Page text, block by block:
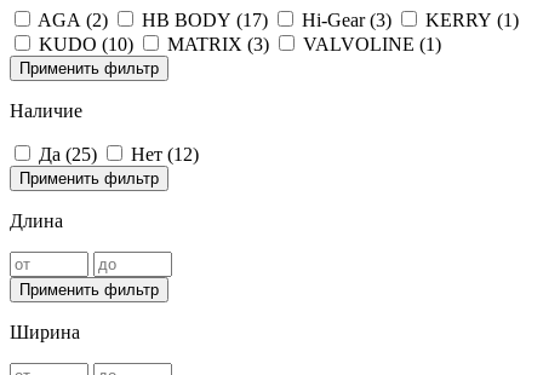
AGA (2) HB BODY (17) Hi-Gear (3) KERRY (1)
KUDO (10) MATRIX (3) VALVOLINE (1)
Применить фильтр
Наличие
Да (25) Нет (12)
Применить фильтр
Длина
Применить фильтр
Ширина